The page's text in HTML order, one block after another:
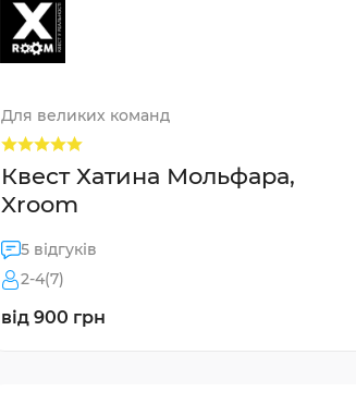
Для великих команд
Квест Хатина Мольфара,
Xroom
5 відгуків
2-4(7)
від 900 грн